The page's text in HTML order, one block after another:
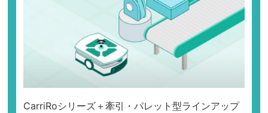
CarriRoシリーズ＋牽引・パレット型ラインアップ